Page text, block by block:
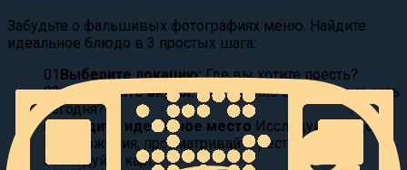
Забудьте о фальшивых фотографиях меню. Найдите
идеальное блюдо в 3 простых шага:
01 Выберите локацию: Где вы хотите поесть?
02Фильтруйте вкусы:
Что именно вы хотите съесть
сегодня?
03
Найдите идеальное место Исследуйте видео
предложения, просматривайте рестораны или
исследуйте карту.